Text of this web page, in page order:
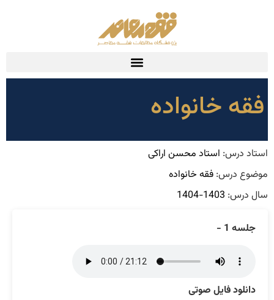
فقه خانواده
استاد درس: استاد محسن اراکی
موضوع درس: فقه خانواده
سال درس: 1403-1404
جلسه 1 -
دانلود فایل صوتی